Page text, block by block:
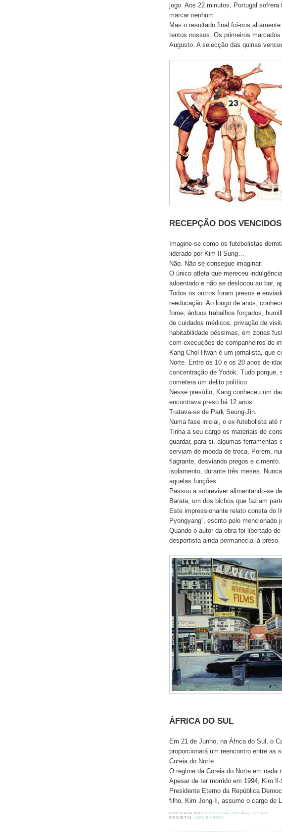
jogo. Aos 22 minutos, Portugal
marcar nenhum.
Mas o resultado final foi-nos
tentos nossos. Os primeiros
Augusto. A selecção das quinas
RECEPÇÃO DOS VENCIDOS
Imagine-se como os futebolistas
liderado por Kim Il-Sung…
Não. Não se consegue imaginar.
O único atleta que mereceu
adoentado e não se deslocou ao bar,
Todos os outros foram presos e
reeducação. Ao longo de anos,
fome, árduos trabalhos forçados,
de cuidados médicos, privação de
habitabilidade péssimas, em zonas
com execuções de companheiros de
Kang Chol-Hwan é um jornalista, que
Norte. Entre os 10 e os 20 anos de
concentração de Yodok. Tudo porque,
cometera um delito político.
Nesse presídio, Kang conheceu um
encontrava preso há 12 anos.
Tratava-se de Park Seung-Jin.
Numa fase inicial, o ex-futebolista até
Tinha a seu cargo os materiais de
guardar, para si, algumas ferramentas
serviam de moeda de troca. Porém,
flagrante, desviando pregos e
isolamento, durante três meses.
aquelas funções.
Passou a sobreviver alimentando-se
Barata, um dos bichos que faziam
Este impressionante relato consta do
Pyongyang”, escrito pelo mencionado
Quando o autor da obra foi libertado
desportista ainda permanecia lá preso.
ÁFRICA DO SUL
Em 21 de Junho, na África do Sul, o
proporcionará um reencontro entre as
Coreia do Norte.
O regime da Coreia do Norte em nada
Apesar de ter morrido em 1994, Kim
Presidente Eterno da República
filho, Kim Jong-Il, assume o cargo de
PUBLICADA POR HELDER FRÁGUAS À(S)
1:27 A.M.
ETIQUETAS:AQUI E AGORA